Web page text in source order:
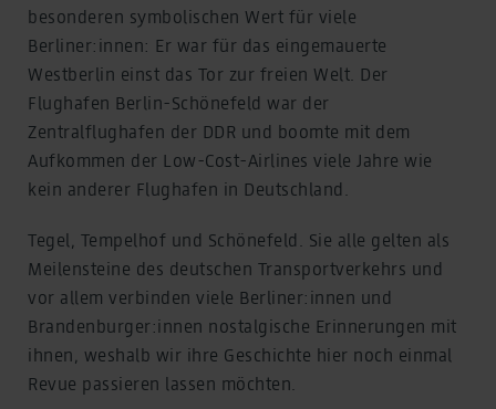
besonderen symbolischen Wert für viele
Berliner:innen: Er war für das eingemauerte
Westberlin einst das Tor zur freien Welt. Der
Flughafen Berlin-Schönefeld war der
Zentralflughafen der DDR und boomte mit dem
Aufkommen der Low-Cost-Airlines viele Jahre wie
kein anderer Flughafen in Deutschland.
Tegel, Tempelhof und Schönefeld. Sie alle gelten als
Meilensteine des deutschen Transportverkehrs und
vor allem verbinden viele Berliner:innen und
Brandenburger:innen nostalgische Erinnerungen mit
ihnen, weshalb wir ihre Geschichte hier noch einmal
Revue passieren lassen möchten.